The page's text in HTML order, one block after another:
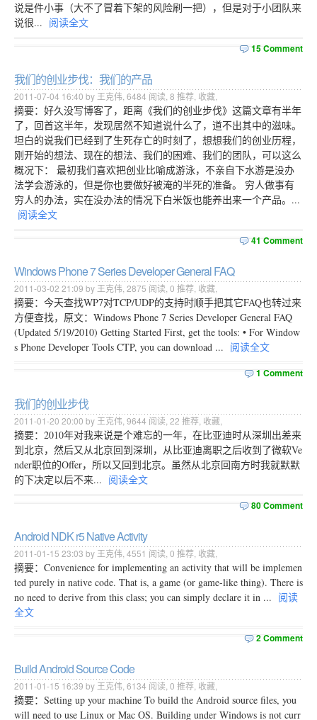
说是件小事（大不了冒着下架的风险刷一把），但是对于小团队来
说很... 阅读全文
15 Comment
我们的创业步伐：我们的产品
2011-07-04 16:40 by 王克伟, 6484 阅读, 8 推荐, 收藏
摘要：好久没写博客了，距离《我们的创业步伐》这篇文章有半年
了，回首这半年，发现居然不知道说什么了，道不出其中的滋味。
坦白的说我们已经到了生死存亡的时刻了，想想我们的创业历程，
刚开始的想法、现在的想法、我们的困难、我们的团队，可以这么
概况下： 最初我们喜欢把创业比喻成游泳，不亲自下水游是没办
法学会游泳的，但是你也要做好被淹的半死的准备。 穷人做事有
穷人的办法，实在没办法的情况下白米饭也能养出来一个产品。...
阅读全文
41 Comment
Windows Phone 7 Series Developer General FAQ
2011-03-02 21:09 by 王克伟, 2875 阅读, 0 推荐, 收藏
摘要：今天查找WP7对TCP/UDP的支持时顺手把其它FAQ也转过来
方便查找，原文：Windows Phone 7 Series Developer General FAQ
(Updated 5/19/2010) Getting Started First, get the tools: • For Window
s Phone Developer Tools CTP, you can download ... 阅读全文
1 Comment
我们的创业步伐
2011-01-20 20:00 by 王克伟, 9644 阅读, 22 推荐, 收藏
摘要：2010年对我来说是个难忘的一年，在比亚迪时从深圳出差来
到北京，然后又从北京回到深圳，从比亚迪离职之后收到了微软Ve
nder职位的Offer，所以又回到北京。虽然从北京回南方时我就默默
的下决定以后不来... 阅读全文
80 Comment
Android NDK r5 Native Activity
2011-01-15 23:03 by 王克伟, 4551 阅读, 0 推荐, 收藏
摘要：Convenience for implementing an activity that will be implemen
ted purely in native code. That is, a game (or game-like thing). There is
no need to derive from this class; you can simply declare it in ... 阅读
全文
2 Comment
Build Android Source Code
2011-01-15 16:39 by 王克伟, 6134 阅读, 0 推荐, 收藏
摘要：Setting up your machine To build the Android source files, you
will need to use Linux or Mac OS. Building under Windows is not curr